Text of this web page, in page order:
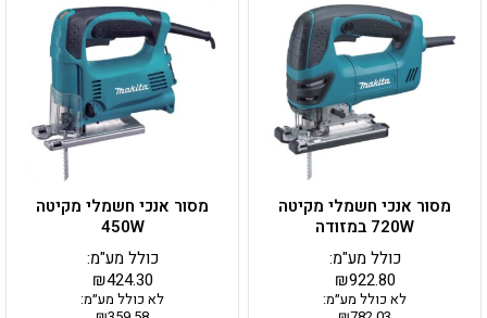
מסור אנכי חשמלי מקיטה
720W במזודה
₪922.80
כולל מע"מ:
לא כולל מע״מ:
מסור אנכי חשמלי מקיטה
450W
₪424.30
כולל מע"מ:
לא כולל מע״מ: